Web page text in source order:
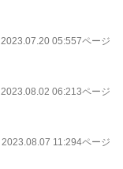
2023.07.20 05:557ページ
2023.08.02 06:213ページ
2023.08.07 11:294ページ